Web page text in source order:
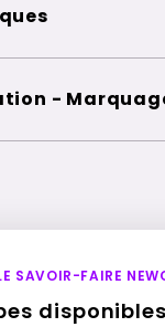
-
SAVOIR-FAIRE